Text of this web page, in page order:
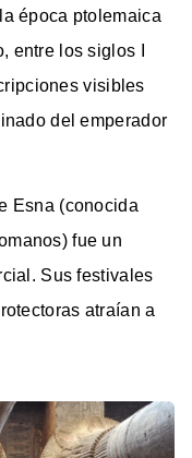
época ptolemaica
entre los siglos I
visibles
del emperador
Esna (conocida
fue un
Sus festivales
atraían a